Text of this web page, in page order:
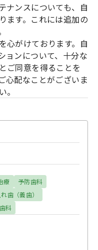
ナンスについても、自
ます。これには追加の
心がけております。自
ョンについて、十分な
ご同意を得ることを
心配なことがございま
。
療
予防歯科
れ歯（義歯）
科